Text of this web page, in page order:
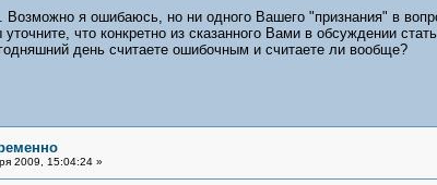
я ошибаюсь, но ни одного Вашего "признания" в
что конкретно из сказанного Вами в обсуждении
день считаете ошибочным и считаете ли вообще?
2009, 15:04:24 »